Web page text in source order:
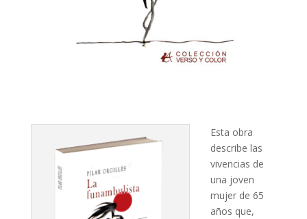
Esta obra
describe las
vivencias de
una joven
mujer de 65
años que,